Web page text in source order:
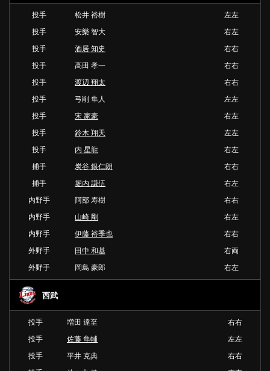
投手 松井 裕樹
左左
投手
安樂 智大
右左
投手
酒居 知史
右右
投手
高田 孝一
右右
投手
渡辺 翔太
右右
投手
弓削 隼人
左左
投手
宋 家豪
右左
投手
鈴木 翔天
左左
投手
内 星龍
右左
捕手
炭谷 銀仁朗
右右
捕手
堀内 謙伍
右左
内野手
阿部 寿樹
右右
内野手
山崎 剛
右左
内野手
伊藤 裕季也
右右
外野手
田中 和基
右両
外野手
岡島 豪郎 右左
西武
投手 増田 達至
右右
投手
佐藤 隼輔
左左
投手
平井 克典
右右